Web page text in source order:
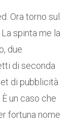
Ora torno sul
spinta me la
due
di seconda
di pubblicità
un caso che
fortuna nome